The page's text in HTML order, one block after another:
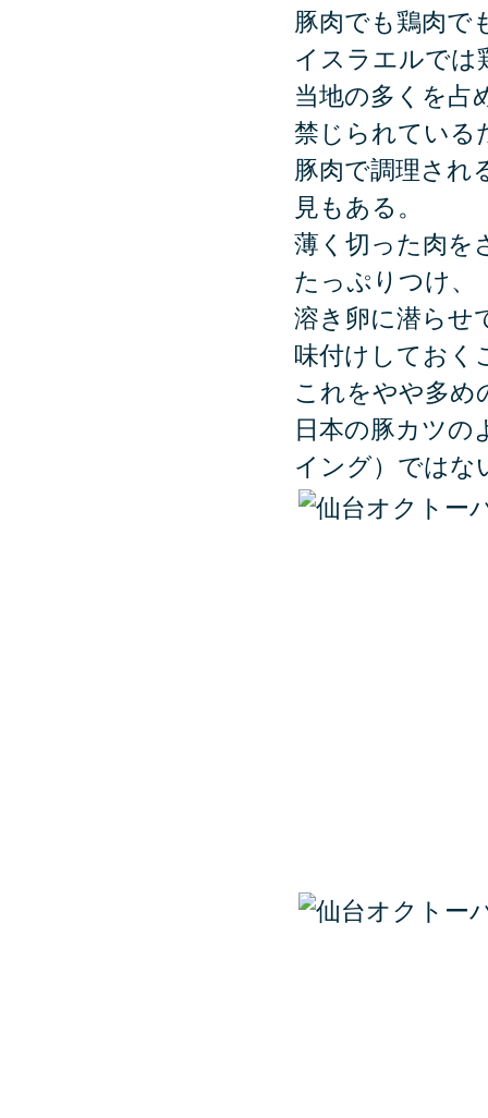
豚肉でも鶏肉で
イスラエルでは
当地の多くを占
禁じられている
豚肉で調理され
見もある。
薄く切った肉を
たっぷりつけ、
溶き卵に潜らせ
味付けしておく
これをやや多め
日本の豚カツの
イング）ではな